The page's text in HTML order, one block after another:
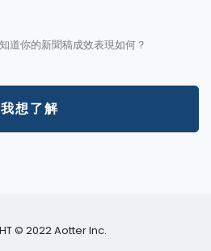
道你的新聞稿成效表現如何？
我想了解
© 2022 Aotter Inc.